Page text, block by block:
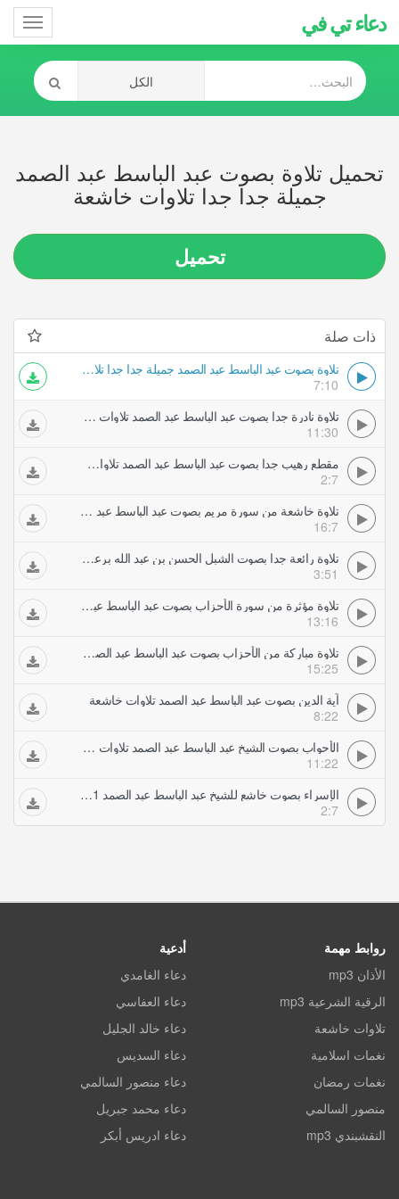
دعاء تي في
تحميل تلاوة بصوت عبد الباسط عبد الصمد
جميلة جدا جدا تلاوات خاشعة
تحميل
ذات صلة
تلاوة بصوت عبد الباسط عبد الصمد جميلة جدا جدا تلاوات خاشعة
7:10
تلاوة نادرة جدا بصوت عبد الباسط عبد الصمد تلاوات خاشعة
11:30
مقطع رهيب جدا بصوت عبد الباسط عبد الصمد تلاوات خاشعة
2:7
تلاوة خاشعة من سورة مريم بصوت عبد الباسط عبد الصمد تلاوات خاشعة
16:7
تلاوة رائعة جدا بصوت الشبل الحسن بن عبد الله برعية تلاوات خاشعة
3:51
تلاوة مؤثرة من سورة الأحزاب بصوت عبد الباسط عبد الصمد تلاوات خاشعة
13:16
تلاوة مباركة من الأحزاب بصوت عبد الباسط عبد الصمد تلاوات خاشعة
15:25
آية الدين بصوت عبد الباسط عبد الصمد تلاوات خاشعة
8:22
الأحواب بصوت الشيخ عبد الباسط عبد الصمد تلاوات خاشعة
11:22
الإسراء بصوت خاشع للشيخ عبد الباسط عبد الصمد 1 2 تلاوات خاشعة
2:7
روابط مهمة
الأذان mp3
الرقية الشرعية mp3
تلاوات خاشعة
نغمات اسلامية
نغمات رمضان
منصور السالمي
النقشبندي mp3
أدعية
دعاء الغامدي
دعاء العفاسي
دعاء خالد الجليل
دعاء السديس
دعاء منصور السالمي
دعاء محمد جبريل
دعاء ادريس أبكر